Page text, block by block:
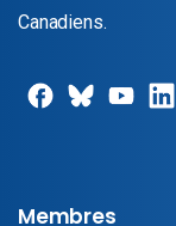
Canadiens.
Membres